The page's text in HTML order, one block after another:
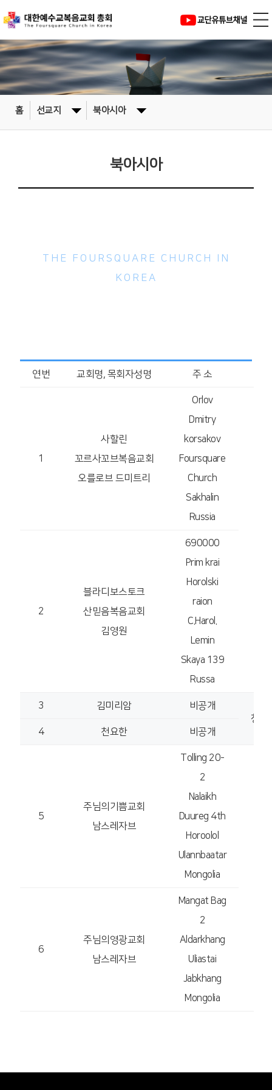
홈 선교지 북아시아
북아시아
THE FOURSQUARE CHURCH IN
KOREA
연번 교회명, 목회자성명 주 소
1
사할린
꼬르사꼬브복음교회
오를로브 드미트리
Orlov
Dmitry
korsakov
Foursquare
Church
Sakhalin
Russia
2
블라디보스토크
산믿음복음교회
김영원
690000
Prim krai
Horolski
raion
C.Harol.
Lemin
Skaya 139
Russa
3 김미리암
비공개
창의
4
천요한 비공개
5
주님의기쁨교회
남스레자브
Tolling 20-
2
Nalaikh
Duureg 4th
Horoolol
Ulannbaatar
Mongolia
6
주님의영광교회
남스레자브
Mangat Bag
2
Aldarkhang
Uliastai
Jabkhang
Mongolia